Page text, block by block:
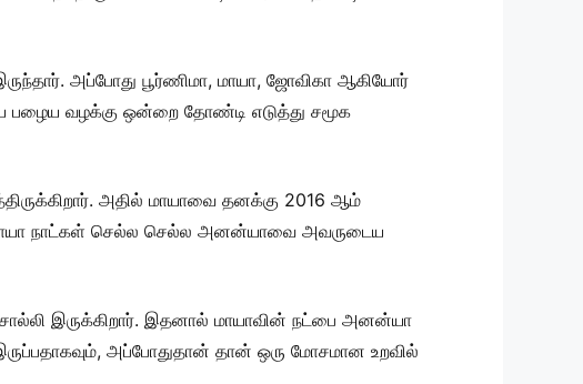
அப்போது பூர்ணிமா, மாயா, ஜோவிகா ஆகியோர்
பழைய வழக்கு ஒன்றை தோண்டி எடுத்து சமூக
அதில் மாயாவை தனக்கு 2016 ஆம்
மாயா நாட்கள் செல்ல செல்ல அனன்யாவை அவருடைய
சொல்லி இருக்கிறார். இதனால் மாயாவின் நட்பை அனன்யா
அப்போதுதான் தான் ஒரு மோசமான உறவில்